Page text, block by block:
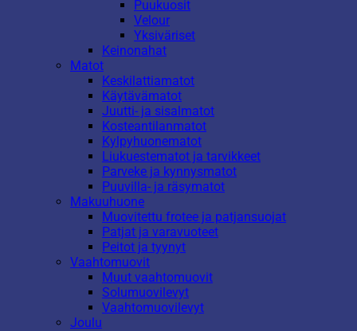
Puukuosit
Velour
Yksiväriset
Keinonahat
Matot
Keskilattiamatot
Käytävämatot
Juutti- ja sisalmatot
Kosteantilanmatot
Kylpyhuonematot
Liukuestematot ja tarvikkeet
Parveke ja kynnysmatot
Puuvilla- ja räsymatot
Makuuhuone
Muovitettu frotee ja patjansuojat
Patjat ja varavuoteet
Peitot ja tyynyt
Vaahtomuovit
Muut vaahtomuovit
Solumuovilevyt
Vaahtomuovilevyt
Joulu